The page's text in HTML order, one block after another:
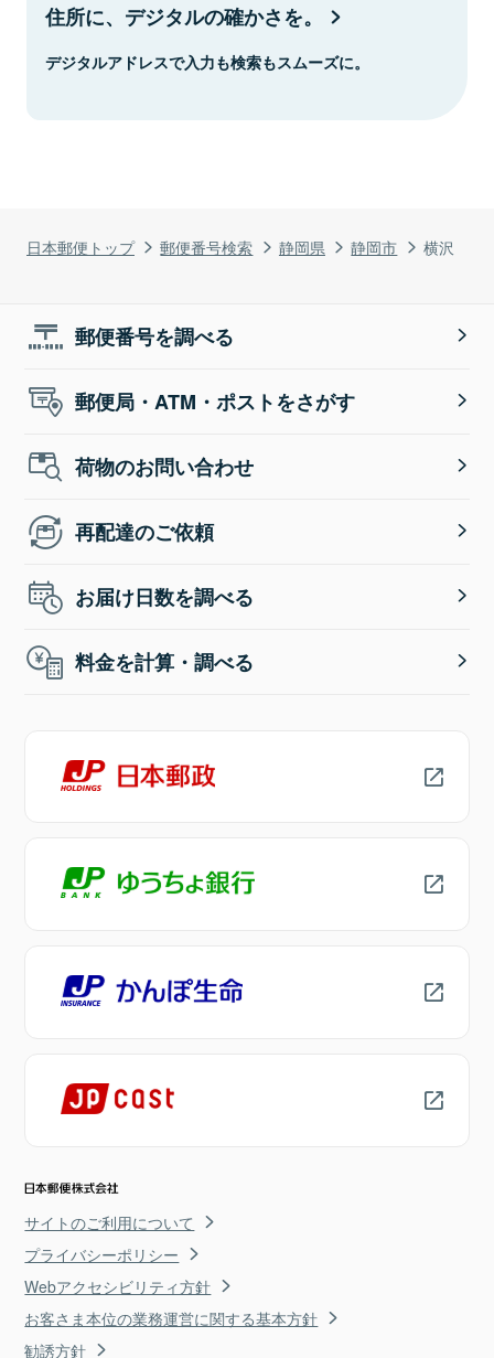
日本郵便トップ 郵便番号検索 静岡県 静岡市 横沢
住所に、デジタルの確かさを。
デジタルアドレスで入力も検索もスムーズに。
郵便番号を調べる
郵便局・ATM・ポストをさがす
荷物のお問い合わせ
再配達のご依頼
お届け日数を調べる
料金を計算・調べる
サイトのご利用について
プライバシーポリシー
Webアクセシビリティ方針
お客さま本位の業務運営に関する基本方針
勧誘方針